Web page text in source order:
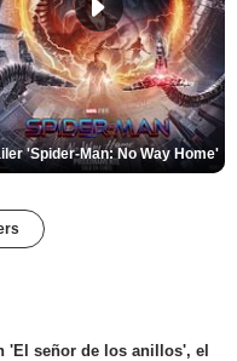
'Spider-Man: No Way Home'
'El señor de los anillos', el